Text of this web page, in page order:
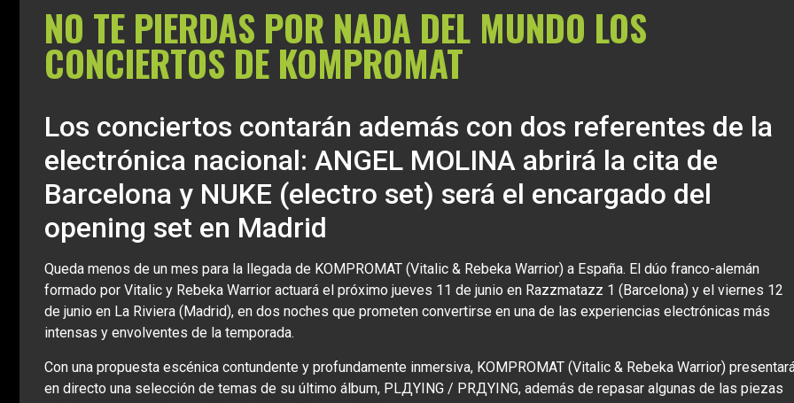
NO TE PIERDAS POR NADA DEL MUNDO LOS
CONCIERTOS DE KOMPROMAT
Los conciertos contarán además con dos referentes de la
electrónica nacional: ANGEL MOLINA abrirá la cita de
Barcelona y NUKE (electro set) será el encargado del
opening set en Madrid
Queda menos de un mes para la llegada de KOMPROMAT (Vitalic & Rebeka Warrior) a España. El dúo franco-alemán
formado por Vitalic y Rebeka Warrior actuará el próximo jueves 11 de junio en Razzmatazz 1 (Barcelona) y el viernes 12
de junio en La Riviera (Madrid), en dos noches que prometen convertirse en una de las experiencias electrónicas más
intensas y envolventes de la temporada.
Con una propuesta escénica contundente y profundamente inmersiva, KOMPROMAT (Vitalic & Rebeka Warrior)
en directo una selección de temas de su último álbum, PLДYING / PRДYING, además de repasar algunas de las piezas